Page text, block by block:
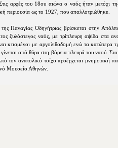
αρχές του 18ου αιώνα ο ναός ήταν μετόχι
περιουσία ως το 1927, που απαλλοτριώθηκε.
Παναγίας Οδηγήτριας βρίσκεται στην
ξυλόστεγος ναός, με τρίπλευρη αψίδα στα
κτισμένοι με αργολιθοδομή ενώ τα κατώτερα
γίνεται από θύρα στη βόρεια πλευρά του ναού.
τον ανατολικό τοίχο προέρχεται μνημειακή
Μουσείο Αθηνών.